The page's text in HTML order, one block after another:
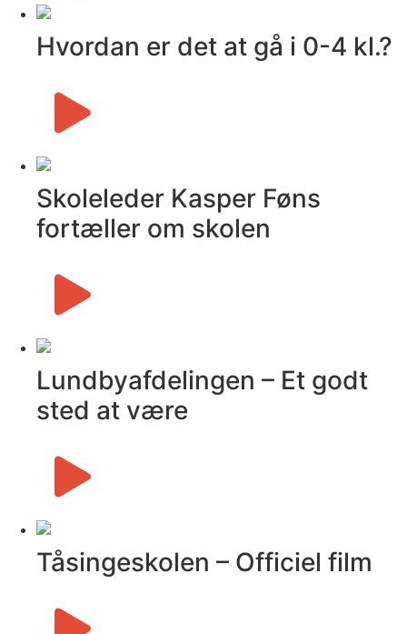
Hvordan er det at gå i 0-4 kl.?
Skoleleder Kasper Føns
fortæller om skolen
Lundby­afdelingen – Et godt
sted at være
Tåsingeskolen – Officiel film